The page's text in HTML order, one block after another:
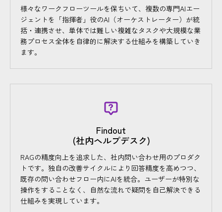
様々なワークフローツールを保ちいて、複数の専門AIエー
ジェントを「指揮者」役のAI（オーケストレーター）が統
括・連携させ、単体では難しい複雑なタスクや大規模な業
務プロセス全体を自律的に解決する仕組みを構築していき
ます。
Findout
(社内ヘルプデスク)
RAGの精度向上を追求した、社内問い合わせ用のプロダク
トです。独自の改善サイクルにより回答精度を高めつつ、
既存の問い合わせフロー内にAIを統合。ユーザーが特別な
操作をすることなく、自然な流れで疑問を自己解決できる
仕組みを実現しています。